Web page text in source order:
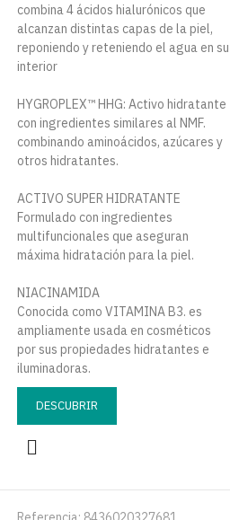
combina 4 ácidos hialurónicos que
alcanzan distintas capas de la piel,
reponiendo y reteniendo el agua en su
interior
HYGROPLEX™ HHG: Activo hidratante
con ingredientes similares al NMF.
combinando aminoácidos, azúcares y
otros hidratantes.
ACTIVO SUPER HIDRATANTE
Formulado con ingredientes
multifuncionales que aseguran
máxima hidratación para la piel.
NIACINAMIDA
Conocida como VITAMINA B3. es
ampliamente usada en cosméticos
por sus propiedades hidratantes e
iluminadoras.
DESCUBRIR